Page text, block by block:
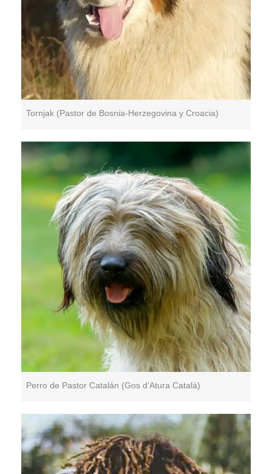
Tornjak (Pastor de Bosnia-Herzegovina y Croacia)
Perro de Pastor Catalán (Gos d’Atura Català)